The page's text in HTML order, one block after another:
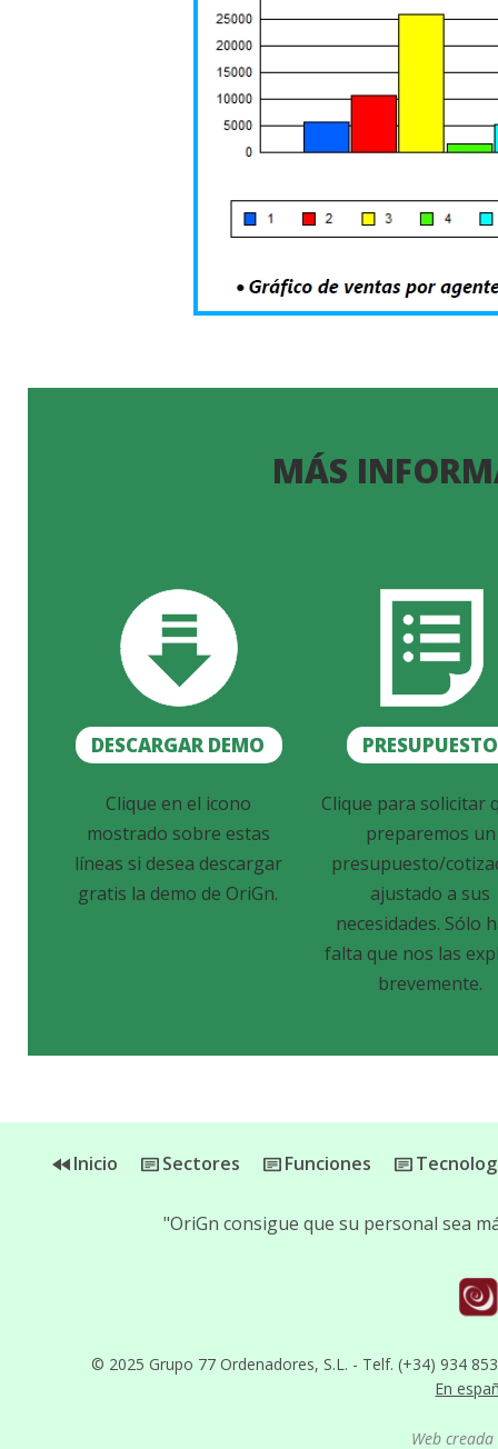
MÁS
DESCARGAR DEMO PRESUPUESTO
Clique en el icono
mostrado sobre estas
líneas si desea descargar
gratis la demo de OriGn.
Clique para solicitar
preparemos un
presupuesto/
ajustado a sus
necesidades. Sólo
falta que nos las
brevemente.
Inicio Sectores Funciones
© 2025 Grupo 77 Ordenadores, S.L. - Telf. (+34) 934
En
"OriGn consigue que su personal sea
Web